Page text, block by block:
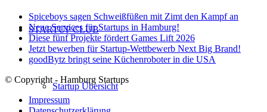
STARTUP CLUB
Startup Übersicht
Spiceboys sagen Schweißfüßen mit Zimt den Kampf an
Neue Services für Startups in Hamburg!
Diese fünf Projekte fördert Games Lift 2026
Jetzt bewerben für Startup-Wettbewerb Next Big Brand!
goodBytz bringt seine Küchenroboter in die USA
© Copyright - Hamburg Startups
Impressum